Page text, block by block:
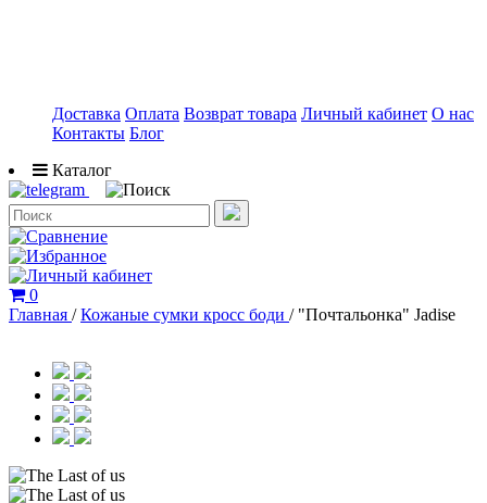
Доставка Оплата Возврат товара Личный кабинет О нас
Контакты Блог
Каталог
0
Главная / Кожаные сумки кросс боди / "Почтальонка" Jadise